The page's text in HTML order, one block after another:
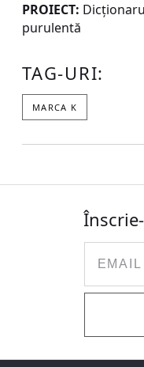
PROIECT:
purulentă
TAG-URI:
MARCA K